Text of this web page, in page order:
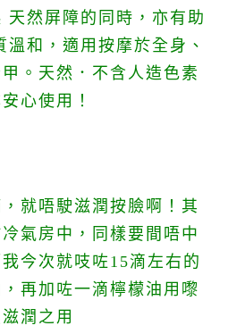
天然屏障的同時，亦有助
和，適用按摩於全身、
。天然．不含人造色素
心使用！
就唔駛滋潤按臉啊！其
氣房中，同樣要間唔中
今次就吱咗15滴左右的
再加咗一滴檸檬油用嚟
潤之用